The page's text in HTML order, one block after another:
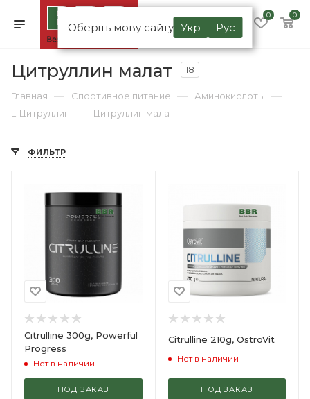
Оберіть мову сайту Укр Рус
0 0
Цитруллин малат 18
Главная — Спортивное питание — Аминокислоты —
L-Цитруллин — Цитруллин малат
ФИЛЬТР
Citrulline 300g, Powerful
Progress
Нет в наличии
ПОД ЗАКАЗ
Citrulline 210g, OstroVit
Нет в наличии
ПОД ЗАКАЗ